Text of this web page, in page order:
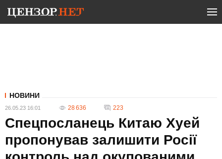
НОВИНИ
26.05.23 16:01 28 636 223
Спецпосланець Китаю Хуей
пропонував залишити Росії